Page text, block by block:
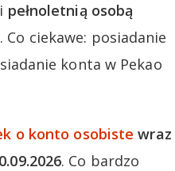
pełnoletnią osobą
. Co ciekawe: posiadanie
konta w Pekao
o konto osobiste wraz
. Co bardzo